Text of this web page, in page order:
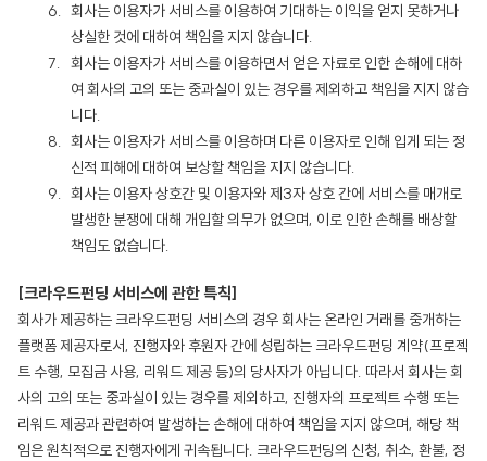
회사는 이용자가 서비스를 이용하여 기대하는 이익을 얻지 못하거나
상실한 것에 대하여 책임을 지지 않습니다.
회사는 이용자가 서비스를 이용하면서 얻은 자료로 인한 손해에 대하
여 회사의 고의 또는 중과실이 있는 경우를 제외하고 책임을 지지 않습
니다.
회사는 이용자가 서비스를 이용하며 다른 이용자로 인해 입게 되는 정
신적 피해에 대하여 보상할 책임을 지지 않습니다.
회사는 이용자 상호간 및 이용자와 제3자 상호 간에 서비스를 매개로
발생한 분쟁에 대해 개입할 의무가 없으며, 이로 인한 손해를 배상할
책임도 없습니다.
[크라우드펀딩 서비스에 관한 특칙]
회사가 제공하는 크라우드펀딩 서비스의 경우 회사는 온라인 거래를 중개하는
플랫폼 제공자로서, 진행자와 후원자 간에 성립하는 크라우드펀딩 계약(프로젝
트 수행, 모집금 사용, 리워드 제공 등)의 당사자가 아닙니다. 따라서 회사는 회
사의 고의 또는 중과실이 있는 경우를 제외하고, 진행자의 프로젝트 수행 또는
리워드 제공과 관련하여 발생하는 손해에 대하여 책임을 지지 않으며, 해당 책
임은 원칙적으로 진행자에게 귀속됩니다. 크라우드펀딩의 신청, 취소, 환불, 정